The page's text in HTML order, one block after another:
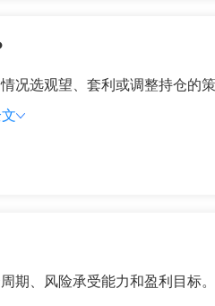
况选观望、套利或调整持仓的
期、风险承受能力和盈利目标